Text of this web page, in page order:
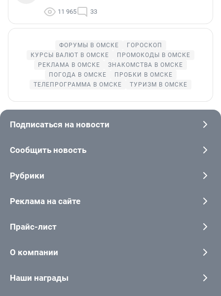
11 965 33
ФОРУМЫ В ОМСКЕ
ГОРОСКОП
КУРСЫ ВАЛЮТ В ОМСКЕ
ПРОМОКОДЫ В ОМСКЕ
РЕКЛАМА В ОМСКЕ
ЗНАКОМСТВА В ОМСКЕ
ПОГОДА В ОМСКЕ
ПРОБКИ В ОМСКЕ
ТЕЛЕПРОГРАММА В ОМСКЕ
ТУРИЗМ В ОМСКЕ
Подписаться на новости
Сообщить новость
Рубрики
Реклама на сайте
Прайс-лист
О компании
Наши награды